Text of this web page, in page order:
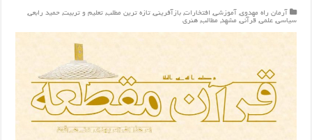
آرمان راه مهدوی, آموزشی, افتخارات, بازآفرینی, تازه ترین مطلب, تعلیم و تربیت, حمید رابعی,
سیاسی, علمی, قرآنی, مشهد, مطالب, هنری